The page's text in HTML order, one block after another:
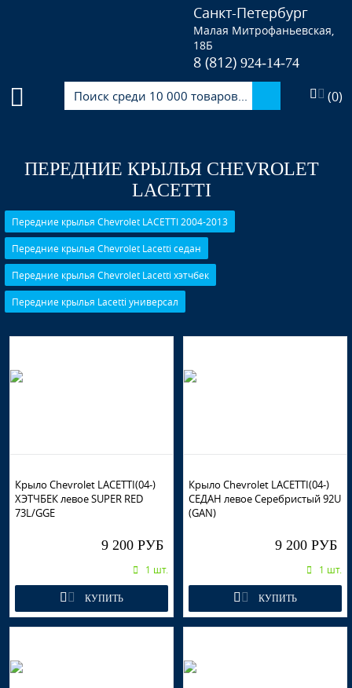
Санкт-Петербург
Малая Митрофаньевская,
18Б
8 (812)924-14-74
(0)
ПЕРЕДНИЕ КРЫЛЬЯ CHEVROLET
LACETTI
Передние крылья Chevrolet LACETTI 2004-2013
Передние крылья Chevrolet Lacetti седан
Передние крылья Chevrolet Lacetti хэтчбек
Передние крылья Lacetti универсал
Крыло Chevrolet LACETTI(04-)
ХЭТЧБЕК левое SUPER RED
73L/GGE
9 200 РУБ
1 шт.
КУПИТЬ
Крыло Chevrolet LACETTI(04-)
СЕДАН левое Серебристый 92U
(GAN)
9 200 РУБ
1 шт.
КУПИТЬ